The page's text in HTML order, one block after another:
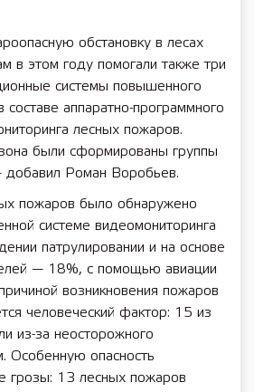
обстановку в лесах
в этом году помогали также три
системы повышенного
составе аппаратно-программного
лесных пожаров.
были сформированы группы
добавил Роман Воробьев.
пожаров было обнаружено
системе видеомониторинга
патрулировании и на основе
— 18%, с помощью авиации
возникновения пожаров
человеческий фактор: 15 из
из-за неосторожного
Особенную опасность
грозы: 13 лесных пожаров